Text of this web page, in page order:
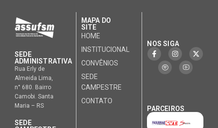
SEDE
ADMINISTRATIVA
Rua Erly de
Almeida Lima,
n° 680. Bairro
Camobi. Santa
Maria – RS
SEDE
MAPA DO
SITE
HOME
INSTITUCIONAL
CONVÊNIOS
SEDE
CAMPESTRE
CONTATO
NOS SIGA
PARCEIROS